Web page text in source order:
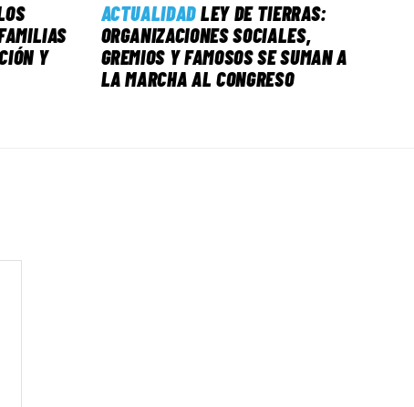
Y
ACTUALIDADLEY DE TIERRAS:
ORGANIZACIONES SOCIALES,
GREMIOS Y FAMOSOS SE SUMAN A
LA MARCHA AL CONGRESO